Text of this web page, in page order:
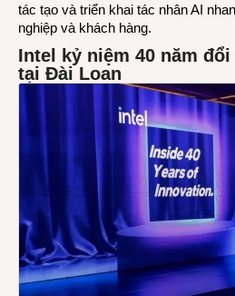
tác tạo và triển khai tác nhân AI
nghiệp và khách hàng.
Intel kỷ niệm 40 năm
tại Đài Loan